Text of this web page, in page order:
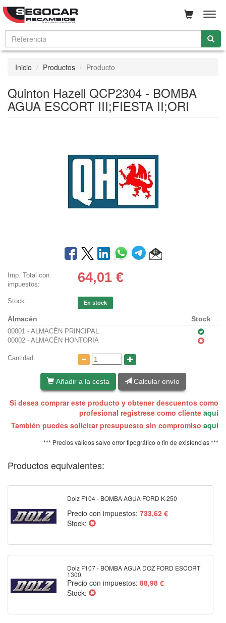
Inicio Productos Producto
Quinton Hazell QCP2304 - BOMBA
AGUA ESCORT III;FIESTA II;ORI
Imp. Total con
impuestos:
64,01 €
Stock: En stock
Almacén Stock
00001 - ALMACÉN PRINCIPAL
00002 - ALMACÉN HONTORIA
Cantidad:
Añadir a la cesta Calcular envío
Si desea comprar este producto y obtener descuentos como
profesional registrese como cliente aquí
También puedes solicitar presupuesto sin compromiso aquí
*** Precios válidos salvo error tipográfico o fin de existencias ***
Productos equivalentes:
Dolz F104 - BOMBA AGUA FORD K-250
Precio con impuestos: 733,62 €
Stock:
Dolz F107 - BOMBA AGUA DOZ FORD ESCORT
1300
Precio con impuestos: 88,98 €
Stock: